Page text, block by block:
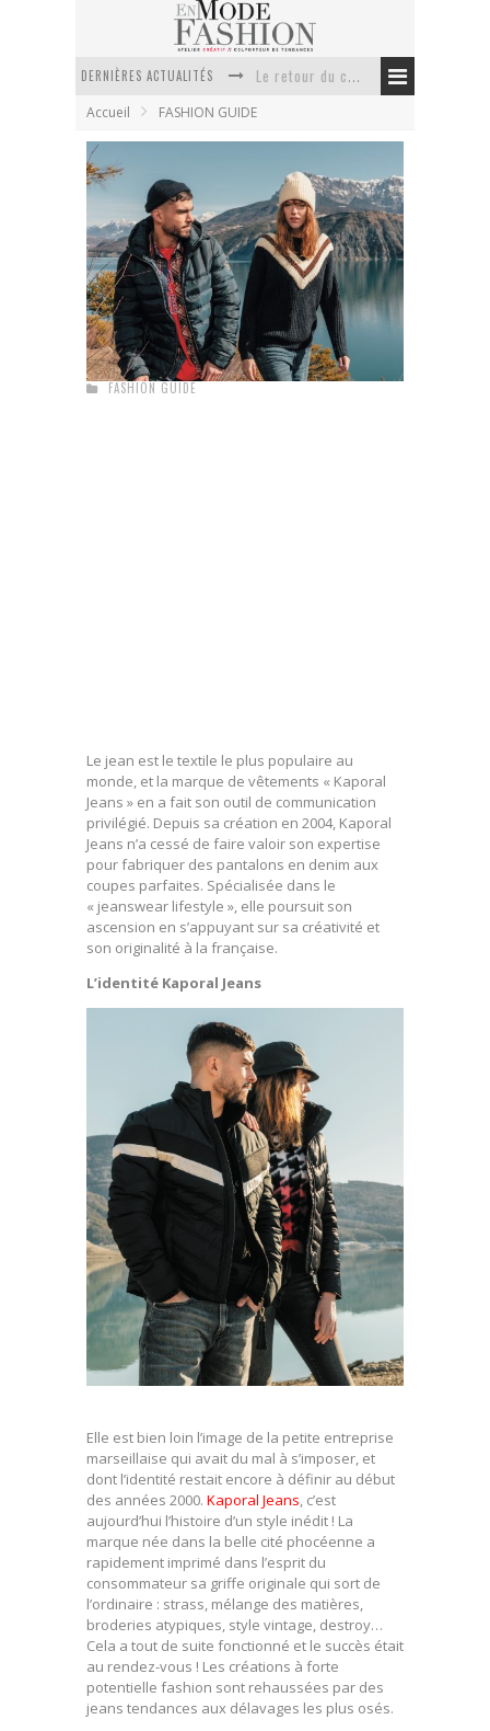
DERNIÈRES ACTUALITÉS
La trousse de toilette : l’accessoire indispensable de voyage
Week-end spa en automne : quel maillot de bain choisir ?
Pourquoi le costume sur mesure à Paris est un incontournable de l’élégance contemporaine ?
Anti chute cheveux homme : quelles solutions pour renforcer sa chevelure ?
Accueil FASHION GUIDE
Le renouveau de la marque Kaporal Jeans
Margaux, rédactrice
20 août 2019
FASHION GUIDE
Le jean est le textile le plus populaire au
monde, et la marque de vêtements « Kaporal
Jeans » en a fait son outil de communication
privilégié. Depuis sa création en 2004, Kaporal
Jeans n’a cessé de faire valoir son expertise
pour fabriquer des pantalons en denim aux
coupes parfaites. Spécialisée dans le
« jeanswear lifestyle », elle poursuit son
ascension en s’appuyant sur sa créativité et
son originalité à la française.
L’identité Kaporal Jeans
Elle est bien loin l’image de la petite entreprise
marseillaise qui avait du mal à s’imposer, et
dont l’identité restait encore à définir au début
des années 2000. Kaporal Jeans, c’est
aujourd’hui l’histoire d’un style inédit ! La
marque née dans la belle cité phocéenne a
rapidement imprimé dans l’esprit du
consommateur sa griffe originale qui sort de
l’ordinaire : strass, mélange des matières,
broderies atypiques, style vintage, destroy…
Cela a tout de suite fonctionné et le succès était
au rendez-vous ! Les créations à forte
potentielle fashion sont rehaussées par des
jeans tendances aux délavages les plus osés.